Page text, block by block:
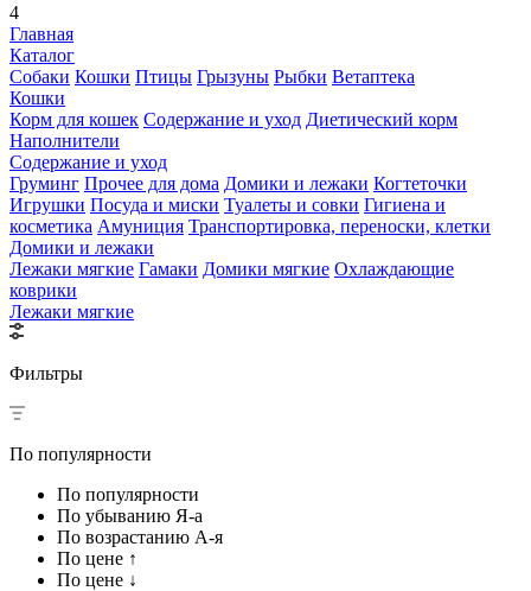
4
Главная
Каталог
Собаки Кошки Птицы Грызуны Рыбки Ветаптека
Кошки
Корм для кошек Содержание и уход Диетический корм
Наполнители
Содержание и уход
Груминг Прочее для дома Домики и лежаки Когтеточки
Игрушки Посуда и миски Туалеты и совки Гигиена и
косметика Амуниция Транспортировка, переноски, клетки
Домики и лежаки
Лежаки мягкие Гамаки Домики мягкие Охлаждающие
коврики
Лежаки мягкие
Фильтры
По популярности
По популярности
По убыванию Я-а
По возрастанию А-я
По цене ↑
По цене ↓